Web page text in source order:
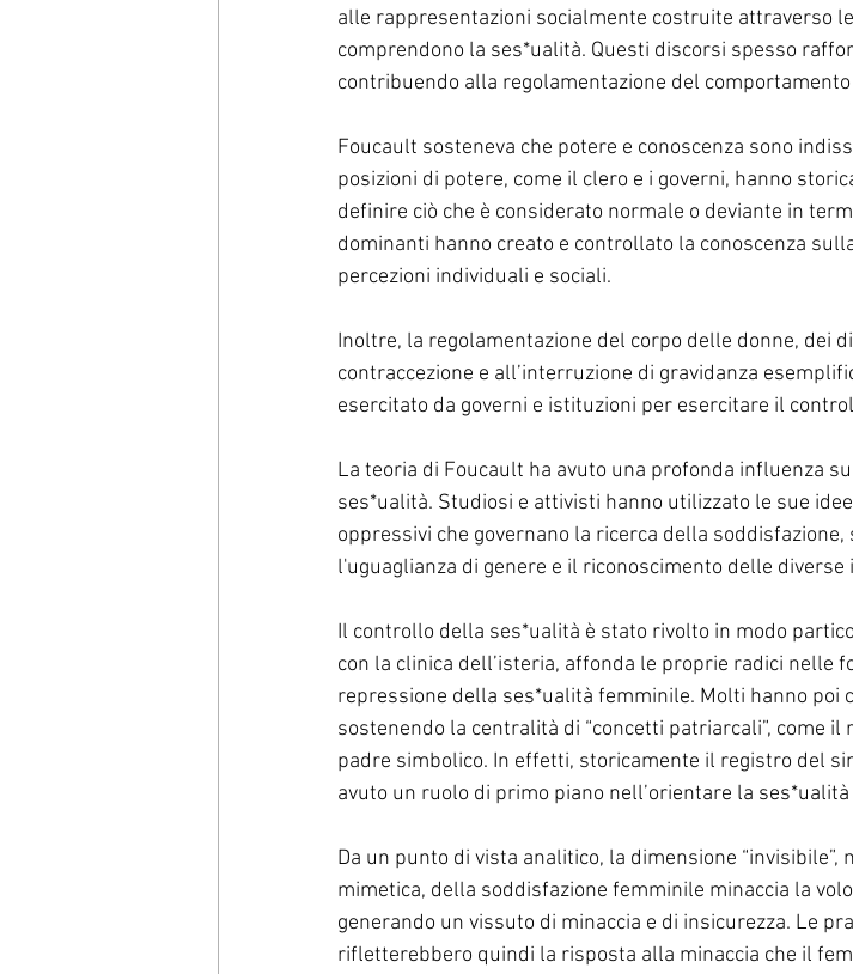
alle rappresentazioni socialmente costruite attraverso
comprendono la ses*ualità. Questi discorsi spesso
contribuendo alla regolamentazione del
Foucault sosteneva che potere e conoscenza sono
posizioni di potere, come il clero e i governi, hanno
definire ciò che è considerato normale o deviante in
dominanti hanno creato e controllato la conoscenza
percezioni individuali e sociali.
Inoltre, la regolamentazione del corpo delle donne, dei
contraccezione e all’interruzione di gravidanza
esercitato da governi e istituzioni per esercitare il
La teoria di Foucault ha avuto una profonda influenza
ses*ualità. Studiosi e attivisti hanno utilizzato le sue
oppressivi che governano la ricerca della
l'uguaglianza di genere e il riconoscimento delle diverse
Il controllo della ses*ualità è stato rivolto in modo
con la clinica dell’isteria, affonda le proprie radici nelle
repressione della ses*ualità femminile. Molti hanno poi
sostenendo la centralità di “concetti patriarcali”, come
padre simbolico. In effetti, storicamente il registro del
avuto un ruolo di primo piano nell’orientare la
Da un punto di vista analitico, la dimensione
mimetica, della soddisfazione femminile minaccia la
generando un vissuto di minaccia e di insicurezza. Le
rifletterebbero quindi la risposta alla minaccia che il